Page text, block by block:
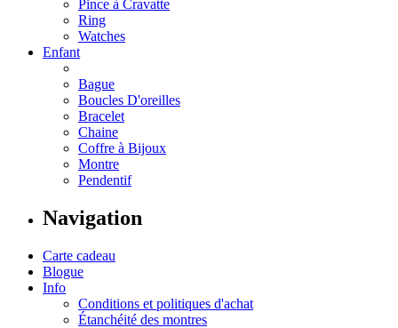
Pince à Cravatte
Ring
Watches
Enfant
Bague
Boucles D'oreilles
Bracelet
Chaine
Coffre à Bijoux
Montre
Pendentif
Navigation
Carte cadeau
Blogue
Info
Conditions et politiques d'achat
Étanchéité des montres